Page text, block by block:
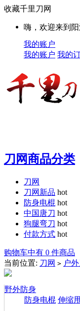
收藏千里刀网
嗨，欢迎来到
我的账户
我的账户 我的
刀网商品分类
刀网
刀网新品 hot
防身电棍 hot
中国唐刀 hot
狗腿弯刀 hot
付款方式 hot
购物车中有 0 件商品
当前位置: 刀网 > 户
野外防身
防身电棍 伸缩